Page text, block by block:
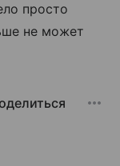
просто
не может